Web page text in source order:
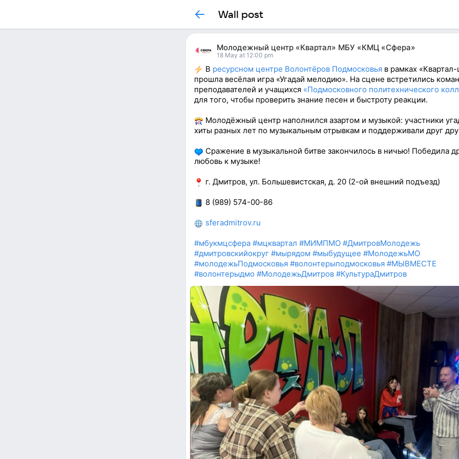
Wall post
Молодежный центр «Квартал» МБУ «КМЦ «Сфера»
18 May at 12:00 pm
В ресурсном центре Волонтёров Подмосковья в рамках
прошла весёлая игра «Угадай мелодию». На сцене встретились
преподавателей и учащихся «Подмосковного политехнического
для того, чтобы проверить знание песен и быстроту реакции.
Молодёжный центр наполнился азартом и музыкой: участники
хиты разных лет по музыкальным отрывкам и поддерживали друг
Сражение в музыкальной битве закончилось в ничью! Победила
любовь к музыке!
г. Дмитров, ул. Большевистская, д. 20 (2-ой внешний подъезд)
8 (989) 574-00-86
sferadmitrov.ru
#мбукмцсфера #мцквартал #МИМПМО #ДмитровМолодежь
#дмитровскийокруг #мырядом #мыбудущее #МолодежьМО
#молодежьПодмосковья #волонтерыподмосковья #МЫВМЕСТЕ
#волонтерыдмо #МолодежьДмитров #КультураДмитров